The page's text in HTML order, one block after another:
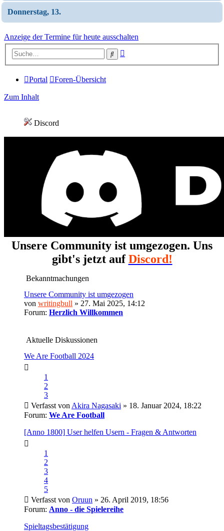
Donnerstag, 13.
Anzeige der Termine für heute ausschalten
Suche
Portal Foren-Übersicht
Zum Inhalt
Discord
Unsere Community ist umgezogen. Uns
gibt's jetzt aufDiscord!
Bekanntmachungen
Unsere Community ist umgezogen
von writingbull » 27. Mai 2025, 14:12
Forum: Herzlich Willkommen
Aktuelle Diskussionen
We Are Football 2024
1
2
3
Verfasst von Akira Nagasaki » 18. Januar 2024, 18:22
Forum: We Are Football
[Anno 1800] User helfen Usern - Fragen & Antworten
1
2
3
4
5
Verfasst von Oruun » 26. April 2019, 18:56
Forum: Anno - die Spielereihe
Spieltagsbestätigung